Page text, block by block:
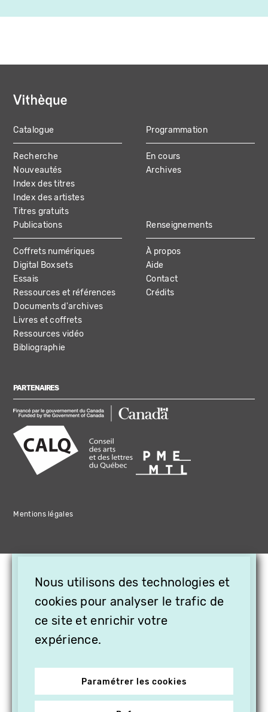
MAIN
NAVIGATION
Catalogue
Recherche
Nouveautés
Index des titres
Index des artistes
Titres gratuits
Programmation
En cours
Archives
Publications
Coffrets numériques
Digital Boxsets
Essais
Ressources et références
Documents d'archives
Livres et coffrets
Ressources vidéo
Bibliographie
Renseignements
À propos
Aide
Contact
Crédits
PARTENAIRES
Mentions légales
Nous utilisons des technologies et
cookies pour analyser le trafic de
ce site et enrichir votre
expérience.
Paramétrer les cookies
OFFREZ LA VIDÉO EN
CADEAU, ABONNEZ VOS
PROCHES À VITHÈQUE !